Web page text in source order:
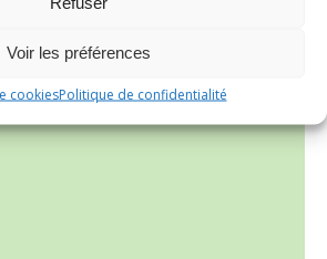
Voir les préférences
cookiesPolitique de confidentialité